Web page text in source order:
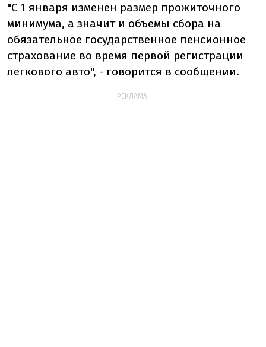
"С 1 января изменен размер прожиточного
минимума, а значит и объемы сбора на
обязательное государственное пенсионное
страхование во время первой регистрации
легкового авто", - говорится в сообщении.
РЕКЛАМА: